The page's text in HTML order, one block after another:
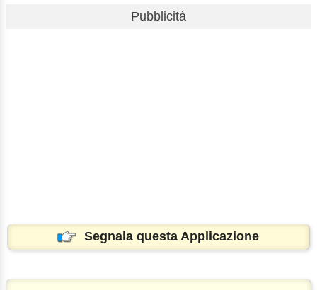
Pubblicità
Segnala questa Applicazione